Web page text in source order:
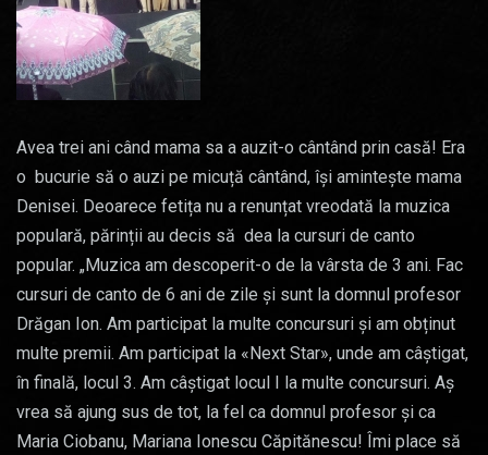
Avea trei ani când mama sa a auzit-o cântând prin casă! Era
o bucurie să o auzi pe micuță cântând, își amintește mama
Denisei. Deoarece fetița nu a renunțat vreodată la muzica
populară, părinții au decis să dea la cursuri de canto
popular. „Muzica am descoperit-o de la vârsta de 3 ani. Fac
cursuri de canto de 6 ani de zile și sunt la domnul profesor
Drăgan Ion. Am participat la multe concursuri și am obținut
multe premii. Am participat la «Next Star», unde am câștigat,
în finală, locul 3. Am câștigat locul I la multe concursuri. Aș
vrea să ajung sus de tot, la fel ca domnul profesor și ca
Maria Ciobanu, Mariana Ionescu Căpitănescu! Îmi place să